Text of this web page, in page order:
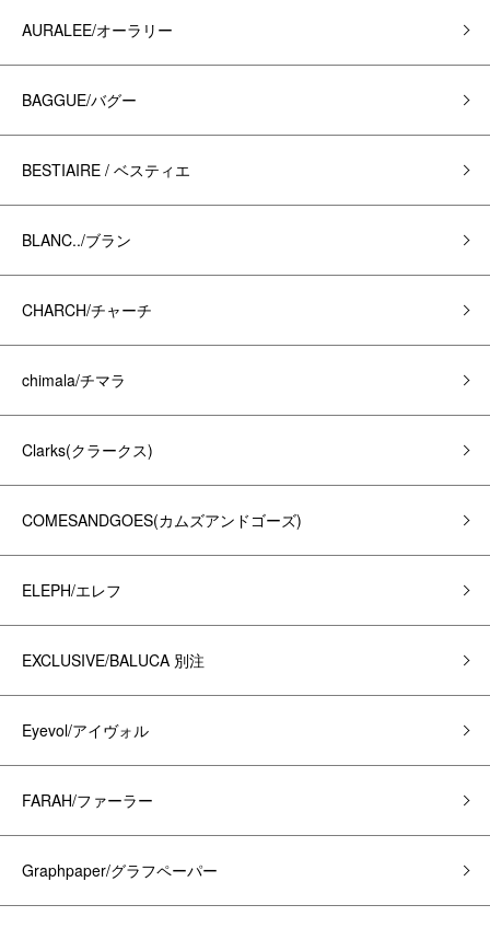
AURALEE/オーラリー
BAGGUE/バグー
BESTIAIRE / ベスティエ
BLANC../ブラン
CHARCH/チャーチ
chimala/チマラ
Clarks(クラークス)
COMESANDGOES(カムズアンドゴーズ)
ELEPH/エレフ
EXCLUSIVE/BALUCA 別注
Eyevol/アイヴォル
FARAH/ファーラー
Graphpaper/グラフペーパー